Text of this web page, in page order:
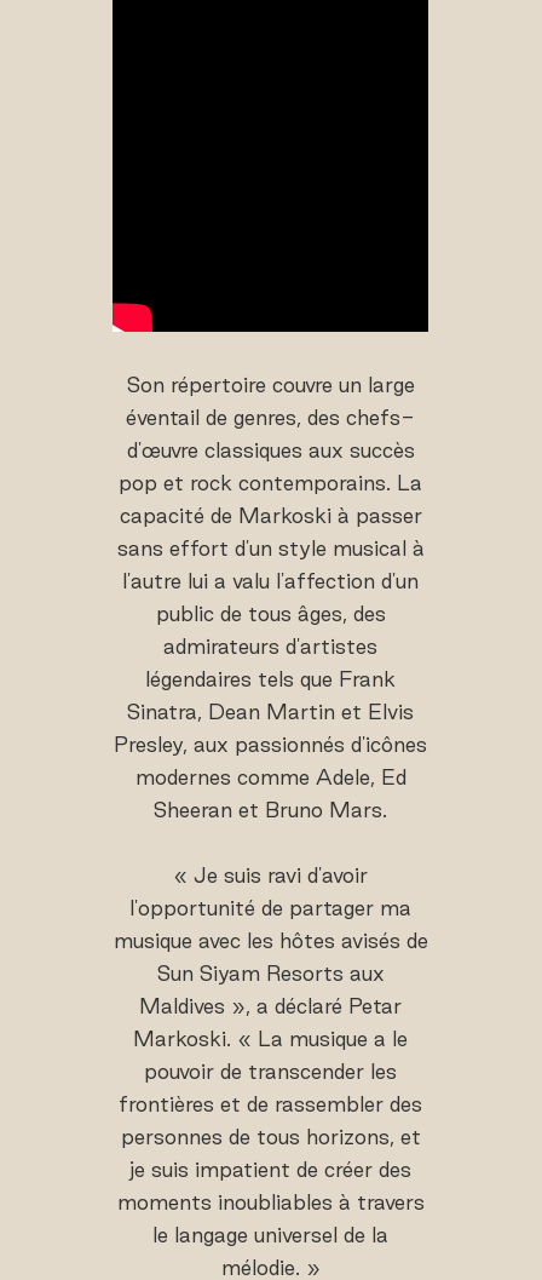
Son répertoire couvre un large
éventail de genres, des chefs-
d'œuvre classiques aux succès
pop et rock contemporains. La
capacité de Markoski à passer
sans effort d'un style musical à
l'autre lui a valu l'affection d'un
public de tous âges, des
admirateurs d'artistes
légendaires tels que Frank
Sinatra, Dean Martin et Elvis
Presley, aux passionnés d'icônes
modernes comme Adele, Ed
Sheeran et Bruno Mars.
« Je suis ravi d'avoir
l'opportunité de partager ma
musique avec les hôtes avisés de
Sun Siyam Resorts aux
Maldives », a déclaré Petar
Markoski. « La musique a le
pouvoir de transcender les
frontières et de rassembler des
personnes de tous horizons, et
je suis impatient de créer des
moments inoubliables à travers
le langage universel de la
mélodie. »